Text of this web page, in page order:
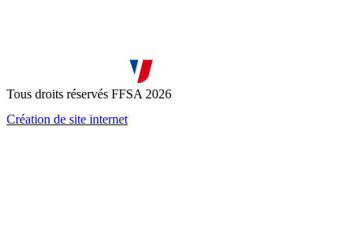
Tous droits réservés FFSA 2026
Création de site internet